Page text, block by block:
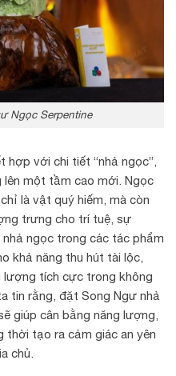
Ngọc Serpentine
hợp với chi tiết “nhả ngọc”,
một tầm cao mới. Ngọc
là vật quý hiếm, mà còn
trưng cho trí tuệ, sự
nhả ngọc trong các tác phẩm
khả năng thu hút tài lộc,
lượng tích cực trong không
tin rằng, đặt Song Ngư nhả
giúp cân bằng năng lượng,
thời tạo ra cảm giác an yên
chủ.